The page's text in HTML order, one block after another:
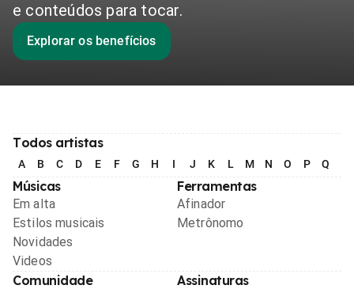
e conteúdos para tocar.
Explorar os benefícios
Todos artistas
A B C D E F G H I J K L M N O P Q
Músicas
Em alta
Estilos musicais
Novidades
Videos
Ferramentas
Afinador
Metrônomo
Comunidade Assinaturas